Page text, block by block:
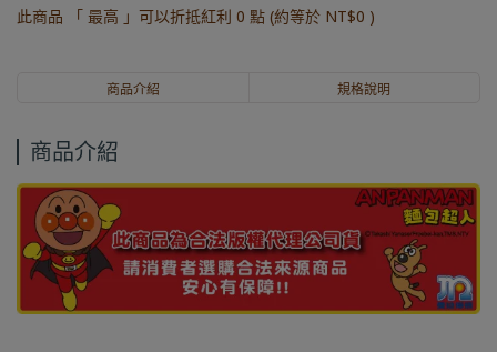
此商品 「 最高 」可以折抵紅利 0 點 (約等於 NT$0 )
商品介紹 規格說明
商品介紹